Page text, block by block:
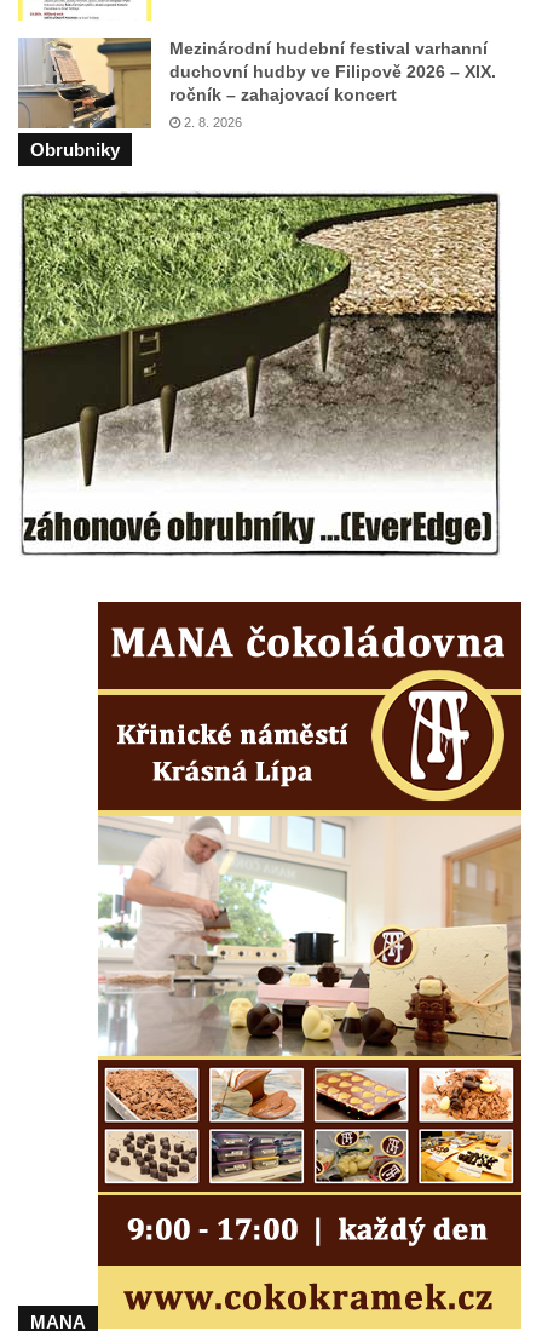
Mezinárodní hudební festival varhanní
duchovní hudby ve Filipově 2026 – XIX.
ročník – zahajovací koncert
2. 8. 2026
Obrubniky
MANA